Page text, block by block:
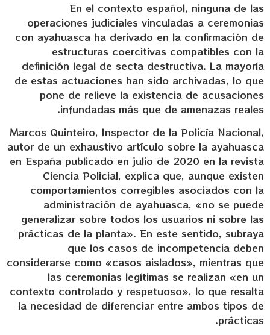
En el contexto español, ninguna de las
operaciones judiciales vinculadas a ceremonias
con ayahuasca ha derivado en la confirmación de
estructuras coercitivas compatibles con la
definición legal de secta destructiva. La mayoría
de estas actuaciones han sido archivadas, lo que
pone de relieve la existencia de acusaciones
infundadas más que de amenazas reales.
Marcos Quinteiro, Inspector de la Policía Nacional,
autor de un exhaustivo artículo sobre la ayahuasca
en España publicado en julio de 2020 en la revista
Ciencia Policial, explica que, aunque existen
comportamientos corregibles asociados con la
administración de ayahuasca, «no se puede
generalizar sobre todos los usuarios ni sobre las
prácticas de la planta». En este sentido, subraya
que los casos de incompetencia deben
considerarse como «casos aislados», mientras que
las ceremonias legítimas se realizan «en un
contexto controlado y respetuoso», lo que resalta
la necesidad de diferenciar entre ambos tipos de
prácticas.